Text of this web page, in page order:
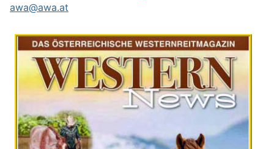
awa@awa.at